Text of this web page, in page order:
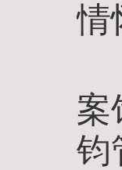
情
案
钧